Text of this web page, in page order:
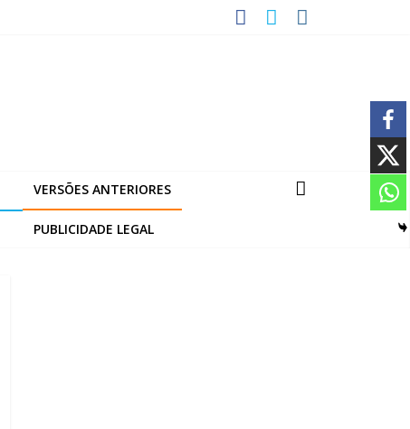
VERSÕES ANTERIORES
PUBLICIDADE LEGAL